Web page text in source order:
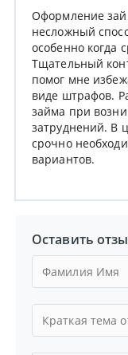
Оформление
несложный
особенно когда
Тщательный
помог мне
виде штрафов.
займа при
затруднений. В
срочно
вариантов.
Оставить